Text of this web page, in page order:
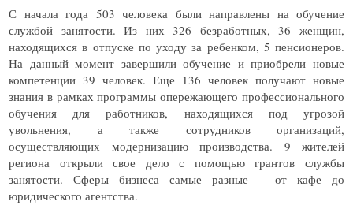
С начала года 503 человека были направлены на обучение
службой занятости. Из них 326 безработных, 36 женщин,
находящихся в отпуске по уходу за ребенком, 5 пенсионеров.
На данный момент завершили обучение и приобрели новые
компетенции 39 человек. Еще 136 человек получают новые
знания в рамках программы опережающего профессионального
обучения для работников, находящихся под угрозой
увольнения, а также сотрудников организаций,
осуществляющих модернизацию производства. 9 жителей
региона открыли свое дело с помощью грантов службы
занятости. Сферы бизнеса самые разные – от кафе до
юридического агентства.